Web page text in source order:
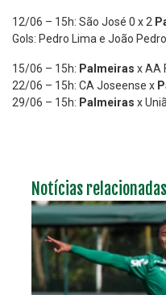
12/06 – 15h: São José 0 x 2
Gols: Pedro Lima e João Pedro
15/06 – 15h: Palmeiras x AA
22/06 – 15h: CA Joseense x
29/06 – 15h: Palmeiras x
Notícias relacionadas